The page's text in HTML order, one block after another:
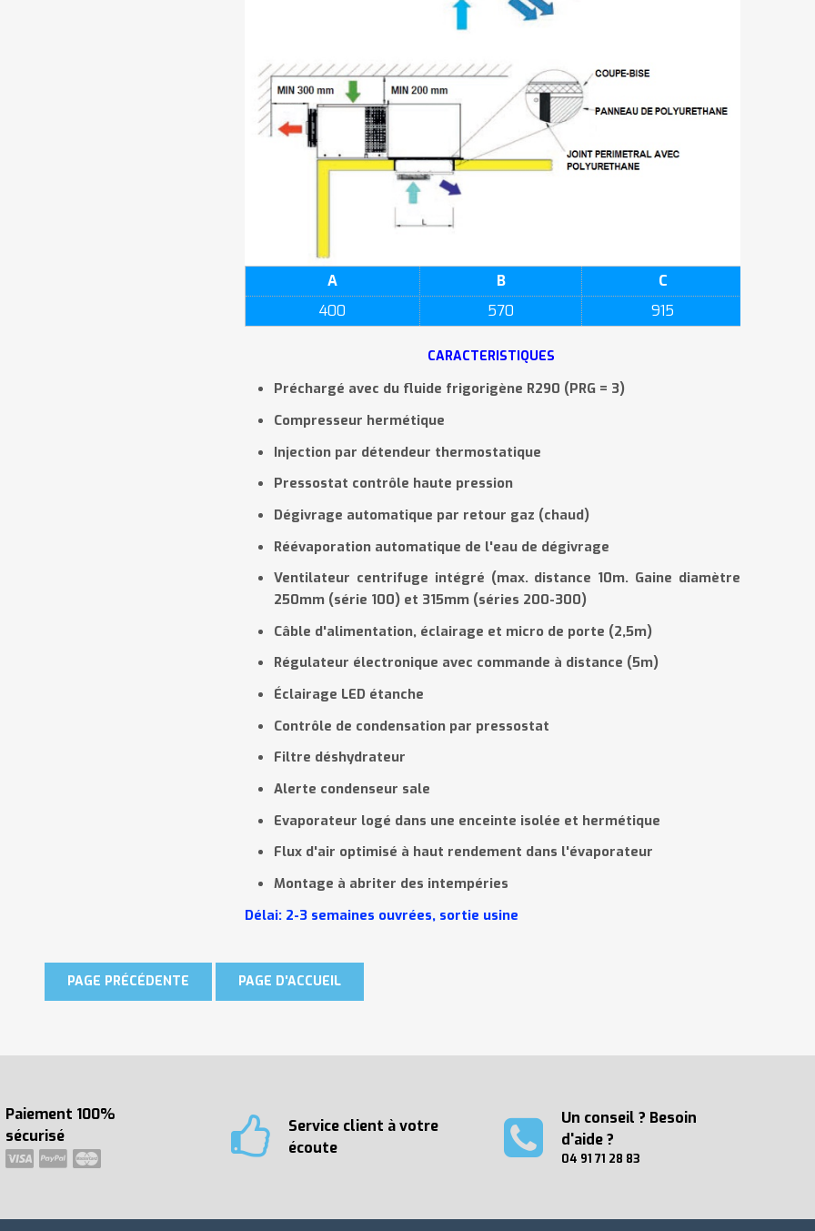
A B
C
400
570 915
CARACTERISTIQUES
Préchargé avec du fluide frigorigène R290 (PRG = 3)
Compresseur hermétique
Injection par détendeur thermostatique
Pressostat contrôle haute pression
Dégivrage automatique par retour gaz (chaud)
Réévaporation automatique de l'eau de dégivrage
Ventilateur centrifuge intégré (max. distance 10m. Gaine diamètre
250mm (série 100) et 315mm (séries 200-300)
Câble d'alimentation, éclairage et micro de porte (2,5m)
Régulateur électronique avec commande à distance (5m)
Éclairage LED étanche
Contrôle de condensation par pressostat
Filtre déshydrateur
Alerte condenseur sale
Evaporateur logé dans une enceinte isolée et hermétique
Flux d'air optimisé à haut rendement dans l'évaporateur
Montage à abriter des intempéries
Délai: 2-3 semaines ouvrées, sortie usine
Paiement 100%
sécurisé
Service client à votre
écoute
Un conseil ? Besoin
d'aide ?
04 91 71 28 83